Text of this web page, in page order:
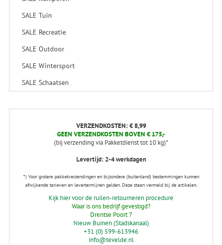
SALE Tuin
SALE Recreatie
SALE Outdoor
SALE Wintersport
SALE Schaatsen
VERZENDKOSTEN: € 8,99
GEEN VERZENDKOSTEN BOVEN € 175,-
(bij verzending via Pakketdienst tot 10 kg)*
Levertijd: 2-4 werkdagen
*) Voor grotere pakketverzendingen en bijzondere (buitenland) bestemmingen kunnen
afwijkende tarieven en levertermijnen gelden. Deze staan vermeld bij de artikelen.
Kijk hier voor de ruilen-retourneren procedure
Waar is ons bedrijf gevestigd?
Drentse Poort 7
Nieuw Buinen (Stadskanaal)
+31 (0) 599-613946
info@tevelde.nl